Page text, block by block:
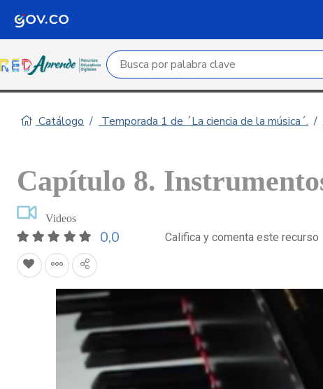
Campo de búsqueda por palabra clave
Catálogo Temporada 1 de ´La ciencia de la música´.
Capítulo 8.
Videos
0,0 Califica y comenta este recurso